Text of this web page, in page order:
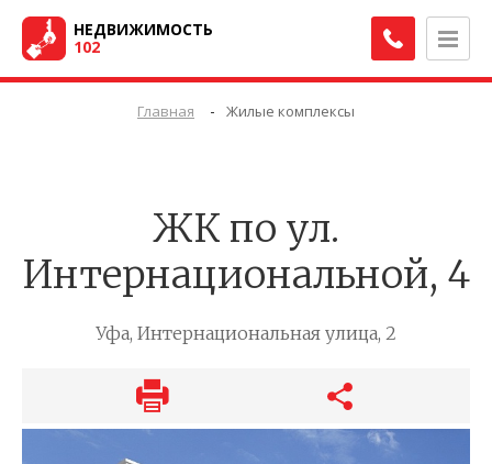
НЕДВИЖИМОСТЬ
102
Главная - Жилые комплексы
ЖК по ул.
Интернациональной, 4
Уфа, Интернациональная улица, 2